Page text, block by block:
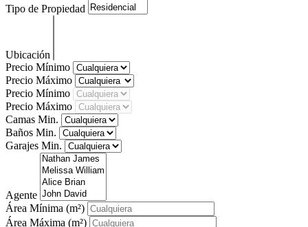
Tipo de Propiedad
Ubicación
Precio Mínimo
Precio Máximo
Precio Mínimo
Precio Máximo
Camas Min.
Baños Min.
Garajes Min.
Agente
Área Mínima (m²)
Área Máxima (m²)